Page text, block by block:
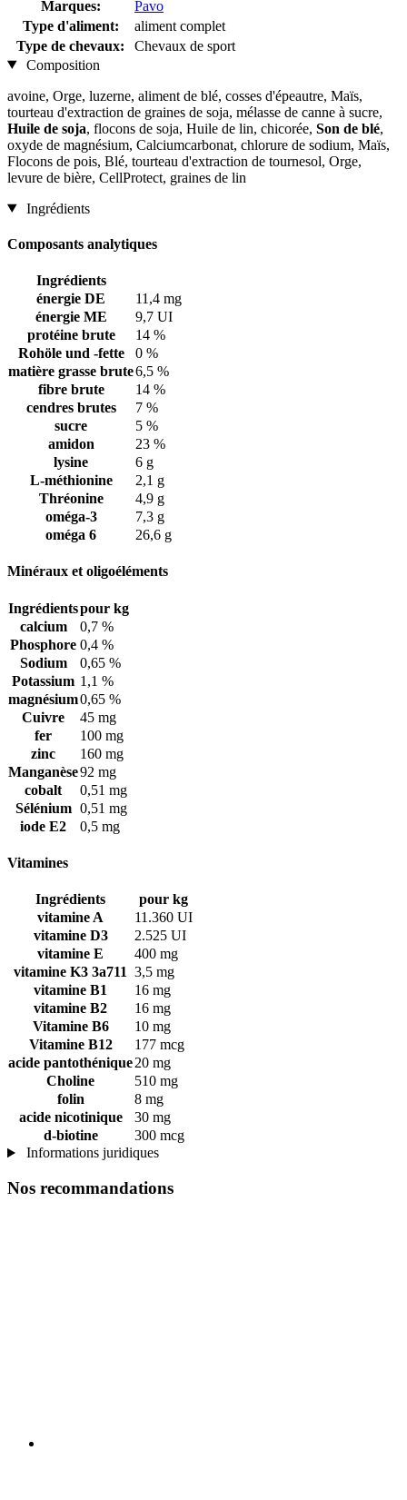
Marques:
Pavo
Type d'aliment:
aliment complet
Type de chevaux:
Chevaux de sport
Composition
avoine, Orge, luzerne, aliment de blé, cosses d'épeautre, Maïs,
tourteau d'extraction de graines de soja, mélasse de canne à sucre,
Huile de soja, flocons de soja, Huile de lin, chicorée, Son de blé,
oxyde de magnésium, Calciumcarbonat, chlorure de sodium, Maïs,
Flocons de pois, Blé, tourteau d'extraction de tournesol, Orge,
levure de bière, CellProtect, graines de lin
Ingrédients
Composants analytiques
Ingrédients
énergie DE
11,4 mg
énergie ME
9,7 UI
protéine brute
14 %
Rohöle und -fette
0 %
matière grasse brute6,5 %
fibre brute
14 %
cendres brutes
7 %
sucre
5 %
amidon
23 %
lysine
6 g
L-méthionine
2,1 g
Thréonine
4,9 g
oméga-3
7,3 g
oméga 6
26,6 g
Minéraux et oligoéléments
Ingrédientspour kg
calcium
0,7 %
Phosphore 0,4 %
Sodium
0,65 %
Potassium 1,1 %
magnésium0,65 %
Cuivre
45 mg
fer
100 mg
zinc
160 mg
Manganèse92 mg
cobalt
0,51 mg
Sélénium 0,51 mg
iode E2
0,5 mg
Vitamines
Ingrédients
pour kg
vitamine A
11.360 UI
vitamine D3
2.525 UI
vitamine E
400 mg
vitamine K3 3a711 3,5 mg
vitamine B1
16 mg
vitamine B2
16 mg
Vitamine B6
10 mg
Vitamine B12
177 mcg
acide pantothénique20 mg
Choline
510 mg
folin
8 mg
acide nicotinique
30 mg
d-biotine
300 mcg
Informations juridiques
Nos recommandations